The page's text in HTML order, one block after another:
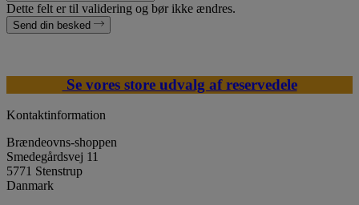
Dette felt er til validering og bør ikke ændres.
Send din besked
Se vores store udvalg af reservedele
Kontaktinformation
Brændeovns-shoppen
Smedegårdsvej 11
5771 Stenstrup
Danmark